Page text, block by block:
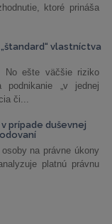
ktoré prináša
vlastníctva
No ešte väčšie riziko
„v jednej
či...
prípade duševnej
na právne úkony
platnú právnu